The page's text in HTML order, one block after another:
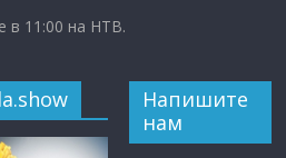
в 11:00 на НТВ.
Напишите
нам